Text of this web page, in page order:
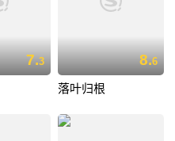
7.3 8.6
落叶归根